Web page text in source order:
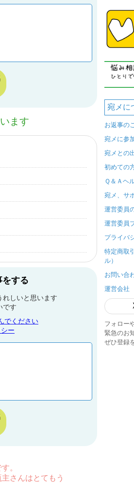
ます
をする
れしいと思います
です
でください
ー
。
さんはとてもう
宛メに
お返事の
宛メに参
宛メとの
初めての
Ｑ＆Ａヘ
宛メ、サ
運営委員
運営委員
プライバ
特定商取
ル）
お問い合
運営会社
フォロー
緊急のお
ぜひ登録